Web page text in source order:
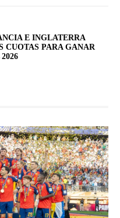
E INGLATERRA
CUOTAS PARA GANAR